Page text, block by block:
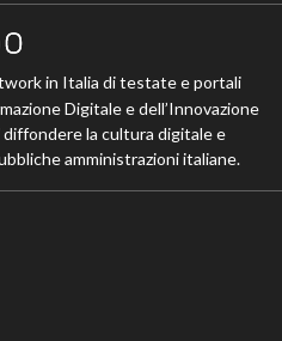
in Italia di testate e portali
Digitale e dell’Innovazione
la cultura digitale e
amministrazioni italiane.